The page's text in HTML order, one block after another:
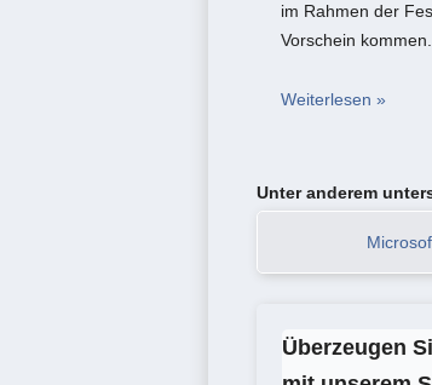
im Rahmen der
Vorschein kommen.
Weiterlesen »
Unter anderem
Überzeugen